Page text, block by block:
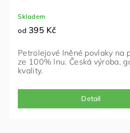
Skladem
od 395 Kč
Detail
Petrolejové lněné povlaky na
ze 100% lnu. Česká výroba,
kvality.